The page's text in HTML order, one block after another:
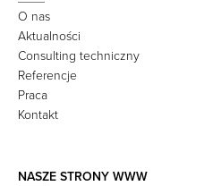
O nas
Aktualności
Consulting techniczny
Referencje
Praca
Kontakt
NASZE STRONY WWW